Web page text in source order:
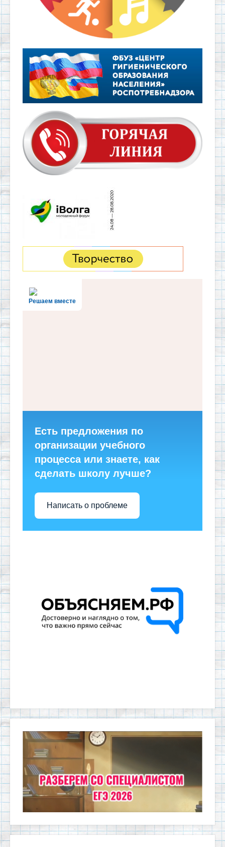
Решаем вместе
Есть предложения по
организации учебного
процесса или знаете, как
сделать школу лучше?
Написать о проблеме